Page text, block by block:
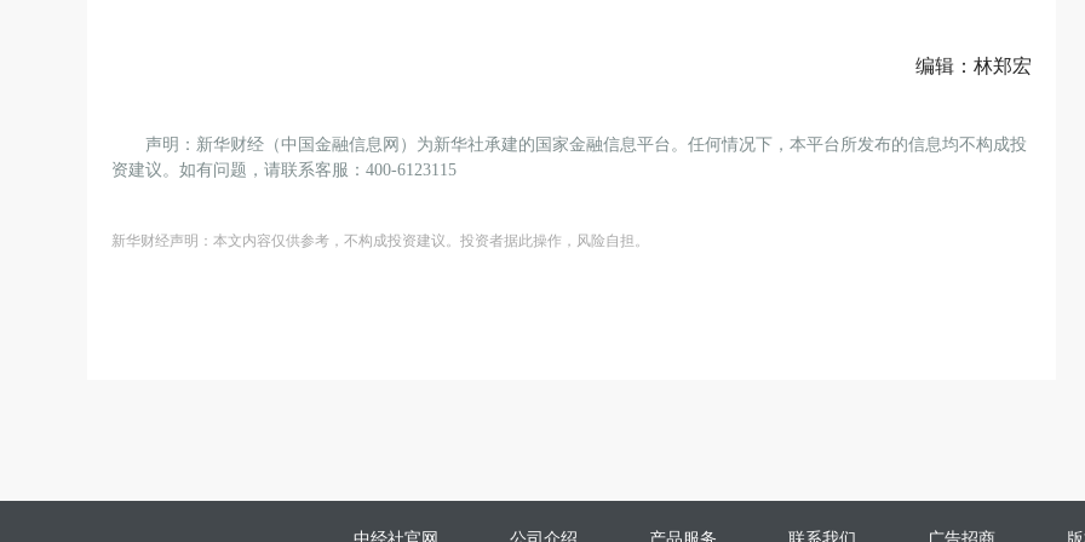
编辑：林郑宏
声明：新华财经（中国金融信息网）为新华社承建的国家金融信息平台。任何情况下，本平台所发布的信息均不构成投
资建议。如有问题，请联系客服：400-6123115
新华财经声明：本文内容仅供参考，不构成投资建议。投资者据此操作，风险自担。